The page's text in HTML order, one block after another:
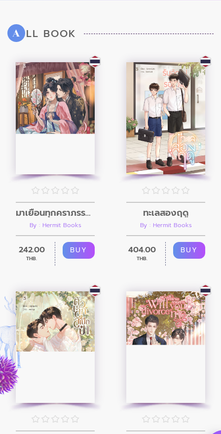
A LL BOOK
มาเยือนทุกคราภรรยาเป็นศพ
By : Hermit Books
242.00
THB.
BUY
ทะเลสองฤดู
By : Hermit Books
404.00
THB.
BUY